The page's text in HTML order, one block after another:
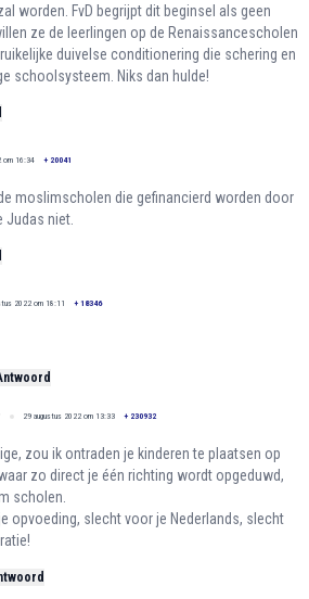
worden. FvD begrijpt dit beginsel als geen
ze de leerlingen op de Renaissancescholen
duivelse conditionering die schering en
schoolsysteem. Niks dan hulde!
om 16:34 + 20041
moslimscholen die gefinancierd worden door
Judas niet.
2022 om 18:11 + 18346
29 augustus 2022 om 13:33 + 230932
zou ik ontraden je kinderen te plaatsen op
zo direct je één richting wordt opgeduwd,
scholen.
opvoeding, slecht voor je Nederlands, slecht